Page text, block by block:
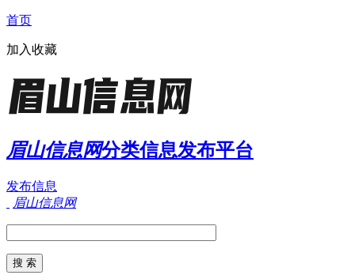
首页
加入收藏
眉山信息网分类信息发布平台
发布信息
眉山信息网